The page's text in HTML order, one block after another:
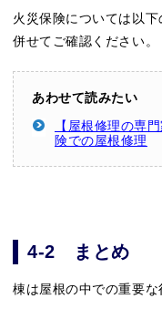
火災保険については以下
併せてご確認ください。
あわせて読みたい
【屋根修理の専
険での屋根修理
4-2 まとめ
棟は屋根の中での重要な